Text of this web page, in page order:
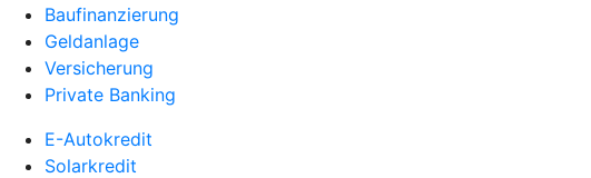
Baufinanzierung
Geldanlage
Versicherung
Private Banking
E-Autokredit
Solarkredit